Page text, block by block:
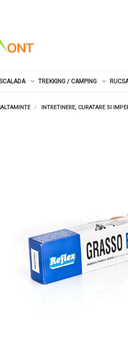
TREKKING / CAMPING
INTRETINERE, CURATARE SI